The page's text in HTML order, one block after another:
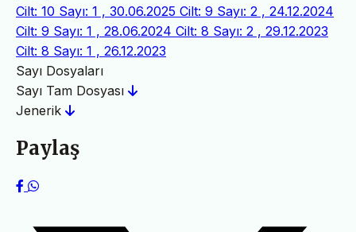
Cilt: 10 Sayı: 1 , 30.06.2025 Cilt: 9 Sayı: 2 , 24.12.2024
Cilt: 9 Sayı: 1 , 28.06.2024 Cilt: 8 Sayı: 2 , 29.12.2023
Cilt: 8 Sayı: 1 , 26.12.2023
Sayı Dosyaları
Sayı Tam Dosyası
Jenerik
Paylaş